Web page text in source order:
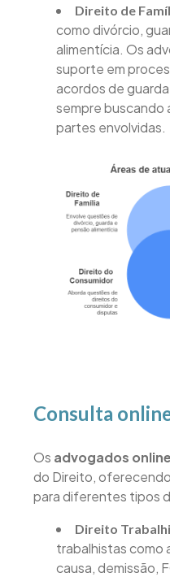
Direito de
como divórcio,
alimentícia. Os
suporte em
acordos de
sempre buscando
partes envolvidas.
Consulta
Os advogados online
do Direito,
para diferentes tipos
Direito
trabalhistas como
causa, demissão,